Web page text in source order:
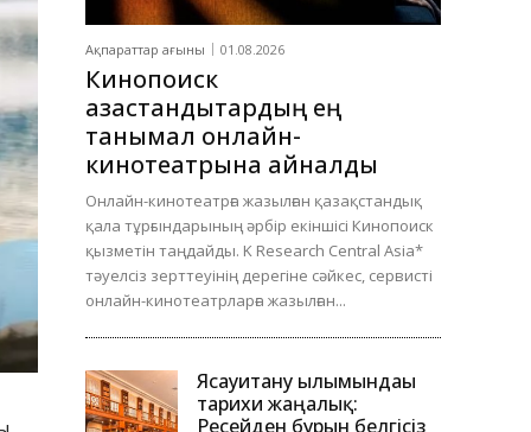
Ақпараттар ағыны 01.08.2026
Кинопоиск
қазақстандықтардың ең
танымал онлайн-
кинотеатрына айналды
Онлайн-кинотеатрға жазылған қазақстандық
қала тұрғындарының әрбір екіншісі Кинопоиск
қызметін таңдайды. K Research Central Asia*
тәуелсіз зерттеуінің дерегіне сәйкес, сервисті
онлайн-кинотеатрларға жазылған...
Ясауитану ғылымындағы
тарихи жаңалық:
Ресейден бұрын белгісіз